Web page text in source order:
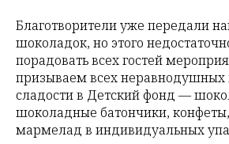
Благотворители уже передали
шоколадок, но этого
порадовать всех гостей
призываем всех неравнодушных
сладости в Детский фонд —
шоколадные батончики,
мармелад в индивидуальных